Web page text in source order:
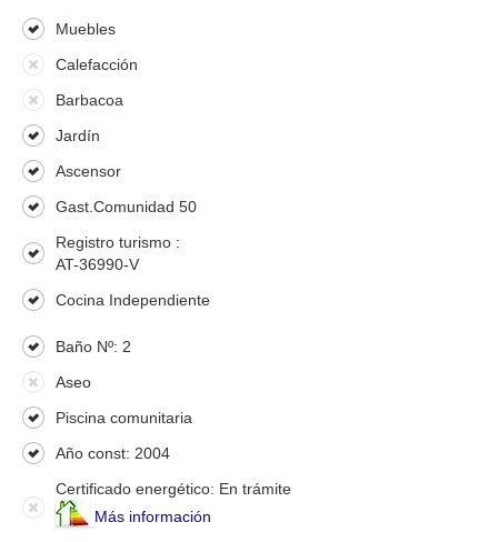
Muebles
Calefacción
Barbacoa
Jardín
Ascensor
Gast.Comunidad 50
Registro turismo :
AT-36990-V
Cocina Independiente
Baño Nº: 2
Aseo
Piscina comunitaria
Año const: 2004
Certificado energético: En trámite
Más información